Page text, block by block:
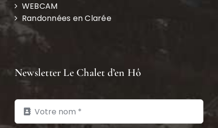
WEBCAM
Randonnées en Clarée
Newsletter Le Chalet d’en Hô